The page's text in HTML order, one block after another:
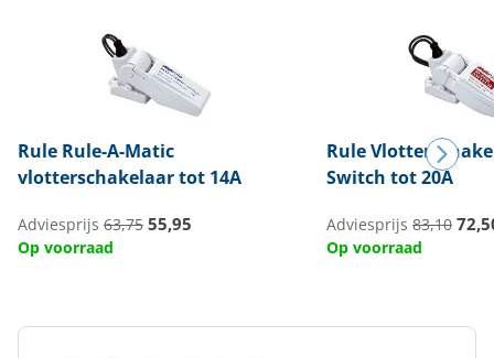
Rule Rule-A-Matic
vlotterschakelaar tot 14A
Adviesprijs 63,75 55,95
Op voorraad
Rule
Switch tot 20A
Adviesprijs 83,10
Op voorraad